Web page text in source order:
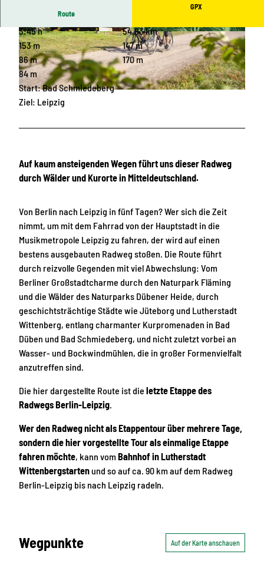
© Tom Williger, www.tomwilliger.de, LEIPZIG REGION |
© LEIPZIG REGION © Naturpark Dübener Heide, LEIPZIG REGION
Route
GPX
3:45 h
54,83 km
153 m
147 m
86 m
170 m
84 m
Start: Bad Schmiedeberg
Ziel: Leipzig
Auf kaum ansteigenden Wegen führt uns dieser Radweg
durch Wälder und Kurorte in Mitteldeutschland.
Von Berlin nach Leipzig in fünf Tagen? Wer sich die Zeit
nimmt, um mit dem Fahrrad von der Hauptstadt in die
Musikmetropole Leipzig zu fahren, der wird auf einen
bestens ausgebauten Radweg stoßen. Die Route führt
durch reizvolle Gegenden mit viel Abwechslung: Vom
Berliner Großstadtcharme durch den Naturpark Fläming
und die Wälder des Naturparks Dübener Heide, durch
geschichtsträchtige Städte wie Jüteborg und Lutherstadt
Wittenberg, entlang charmanter Kurpromenaden in Bad
Düben und Bad Schmiedeberg, und nicht zuletzt vorbei an
Wasser- und Bockwindmühlen, die in großer Formenvielfalt
anzutreffen sind.
Die hier dargestellte Route ist die letzte Etappe des
Radwegs Berlin-Leipzig
Wer den Radweg nicht als Etappentour über mehrere Tage,
sondern die hier vorgestellte Tour als einmalige Etappe
fahren möchte, kann vom Bahnhof in Lutherstadt
Wittenbergstartenund so auf ca. 90 km auf dem Radweg
Berlin-Leipzig bis nach Leipzig radeln.
Wegpunkte Auf der Karte anschauen